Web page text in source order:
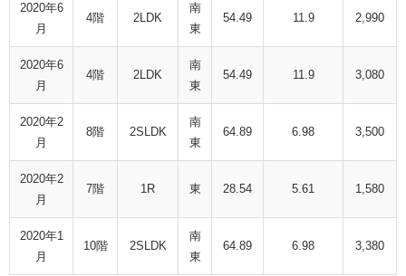
2020年6
月
4階 2LDK
南
東
54.49 11.9 2,990
2020年6
月
4階 2LDK
南
東
54.49 11.9 3,080
2020年2
月
8階 2SLDK
南
東
64.89 6.98 3,500
2020年2
月
7階 1R 東 28.54 5.61 1,580
2020年1
月
10階 2SLDK
南
東
64.89 6.98 3,380